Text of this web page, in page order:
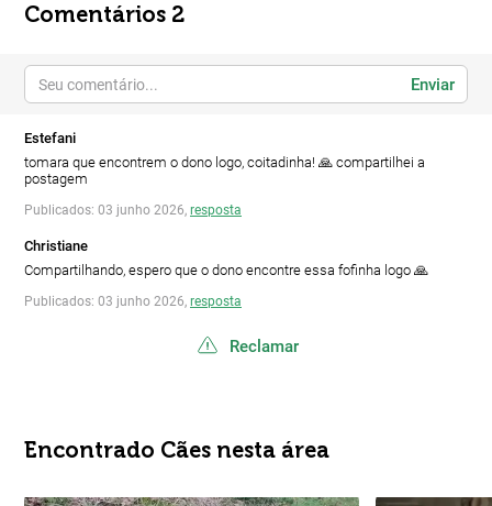
Comentários 2
Enviar
Estefani
tomara que encontrem o dono logo, coitadinha! 🙏 compartilhei a
postagem
Publicados: 03 junho 2026, resposta
Christiane
Compartilhando, espero que o dono encontre essa fofinha logo 🙏
Publicados: 03 junho 2026, resposta
Reclamar
Encontrado Cães nesta área